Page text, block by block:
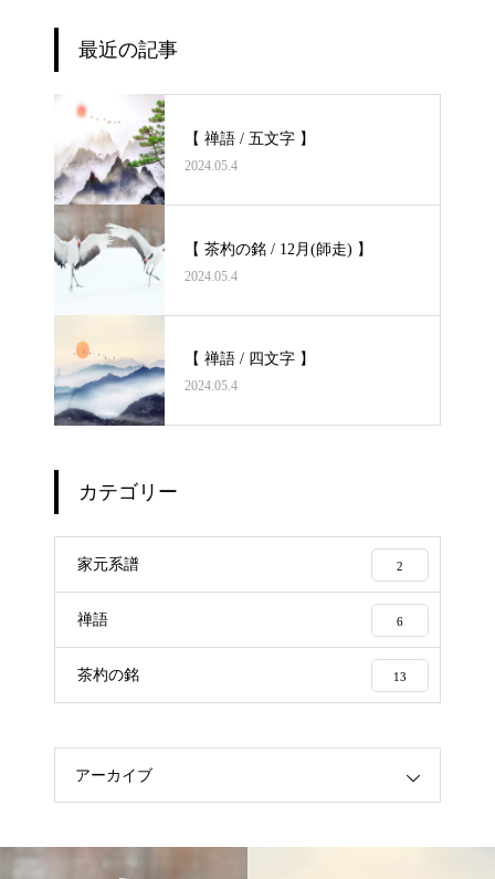
最近の記事
【 禅語 / 五文字 】
2024.05.4
【 茶杓の銘 / 12月(師走) 】
2024.05.4
【 禅語 / 四文字 】
2024.05.4
カテゴリー
家元系譜 2
禅語 6
茶杓の銘 13
アーカイブ